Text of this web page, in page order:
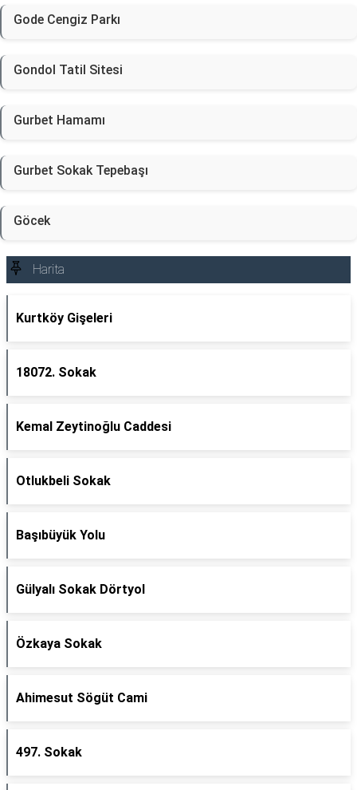
Gode Cengiz Parkı
Gondol Tatil Sitesi
Gurbet Hamamı
Gurbet Sokak Tepebaşı
Göcek
Harita
Kurtköy Gişeleri
18072. Sokak
Kemal Zeytinoğlu Caddesi
Otlukbeli Sokak
Başıbüyük Yolu
Gülyalı Sokak Dörtyol
Özkaya Sokak
Ahimesut Sögüt Cami
497. Sokak